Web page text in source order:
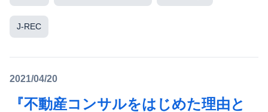
J-REC
2021/04/20
『不動産コンサルをはじめた理由と